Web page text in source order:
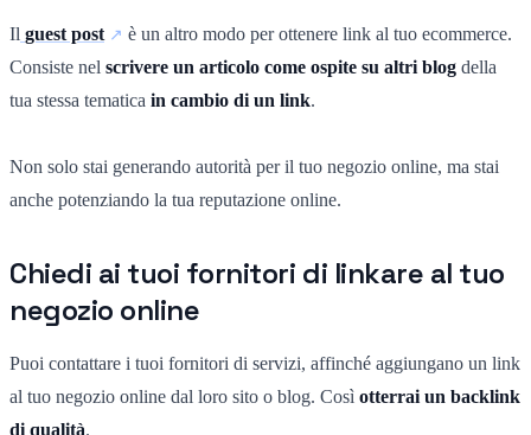
Il guest post
è un altro modo per ottenere link al tuo ecommerce.
Consiste nel scrivere un articolo come ospite su altri blog della
tua stessa tematica in cambio di un link.
Non solo stai generando autorità per il tuo negozio online, ma stai
anche potenziando la tua reputazione online.
Chiedi ai tuoi fornitori di linkare al tuo
negozio online
Puoi contattare i tuoi fornitori di servizi, affinché aggiungano un link
al tuo negozio online dal loro sito o blog. Così otterrai un backlink
di qualità.